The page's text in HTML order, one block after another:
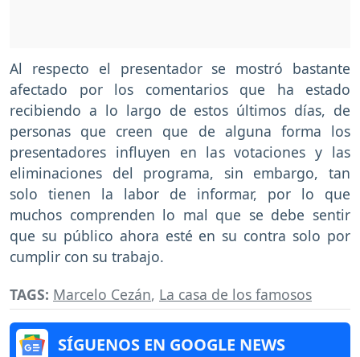
Al respecto el presentador se mostró bastante
afectado por los comentarios que ha estado
recibiendo a lo largo de estos últimos días, de
personas que creen que de alguna forma los
presentadores influyen en las votaciones y las
eliminaciones del programa, sin embargo, tan
solo tienen la labor de informar, por lo que
muchos comprenden lo mal que se debe sentir
que su público ahora esté en su contra solo por
cumplir con su trabajo.
TAGS: Marcelo Cezán, La casa de los famosos
SÍGUENOS EN GOOGLE NEWS